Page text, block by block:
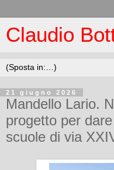
Claudio
21 giugno 2026
Mandello Lario.
progetto per
scuole di via